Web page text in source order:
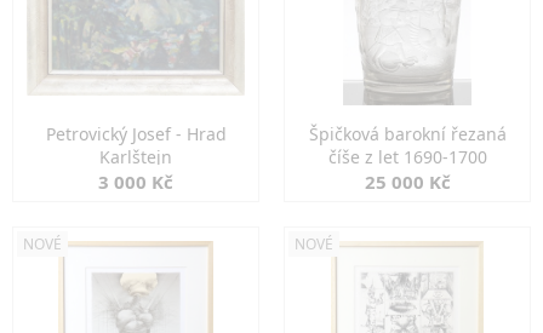
Petrovický Josef - Hrad
Karlštejn
3 000 Kč
Špičková barokní řezaná
číše z let 1690-1700
25 000 Kč
NOVÉ NOVÉ